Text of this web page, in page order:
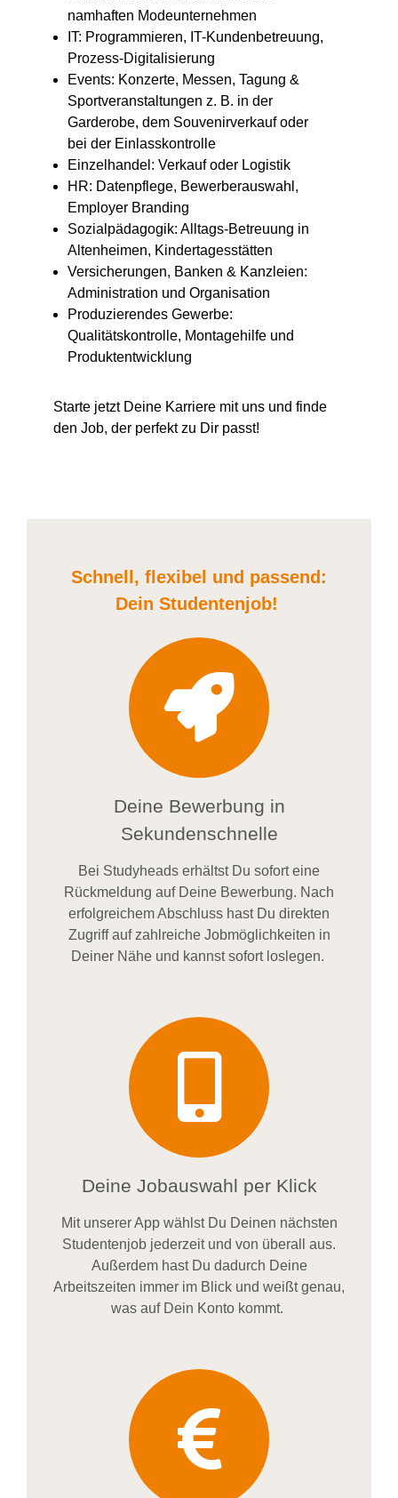
namhaften Modeunternehmen
IT: Programmieren, IT-Kundenbetreuung,
Prozess-Digitalisierung
Events: Konzerte, Messen, Tagung &
Sportveranstaltungen z. B. in der
Garderobe, dem Souvenirverkauf oder
bei der Einlasskontrolle
Einzelhandel: Verkauf oder Logistik
HR: Datenpflege, Bewerberauswahl,
Employer Branding
Sozialpädagogik: Alltags-Betreuung in
Altenheimen, Kindertagesstätten
Versicherungen, Banken & Kanzleien:
Administration und Organisation
Produzierendes Gewerbe:
Qualitätskontrolle, Montagehilfe und
Produktentwicklung
Starte jetzt Deine Karriere mit uns und finde
den Job, der perfekt zu Dir passt!
Schnell, flexibel und passend:
Dein Studentenjob!
Deine Bewerbung in
Sekundenschnelle
Bei Studyheads erhältst Du sofort eine
Rückmeldung auf Deine Bewerbung. Nach
erfolgreichem Abschluss hast Du direkten
Zugriff auf zahlreiche Jobmöglichkeiten in
Deiner Nähe und kannst sofort loslegen.
Deine Jobauswahl per Klick
Mit unserer App wählst Du Deinen nächsten
Studentenjob jederzeit und von überall aus.
Außerdem hast Du dadurch Deine
Arbeitszeiten immer im Blick und weißtgenau,
was auf Dein Konto kommt.